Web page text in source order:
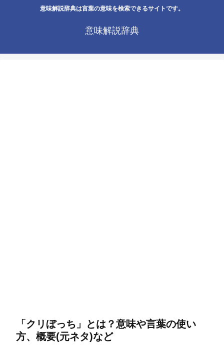
意味解説辞典は言葉の意味を検索できるサイトです。
意味解説辞典
「クリぼっち」とは？意味や言葉の使い
方、概要(元ネタ)など